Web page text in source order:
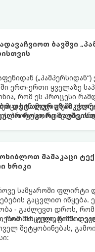
ბავშვი
ერთ-ერთი ყველაზე
რომ ეს პროცესი
სინამდვილეში ეს
პროცესი, რომელიც
დეტალურ
როგორც
მამაკაცი
ხრიკი
სამყაროში ფლირტი
გაცვლით იწყება.
- გაძლევთ დროს,
მოცული,
რომ მან ტელეფონს
შეტყობინებას,